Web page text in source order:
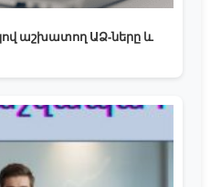
աշխատող ԱՁ-ները և